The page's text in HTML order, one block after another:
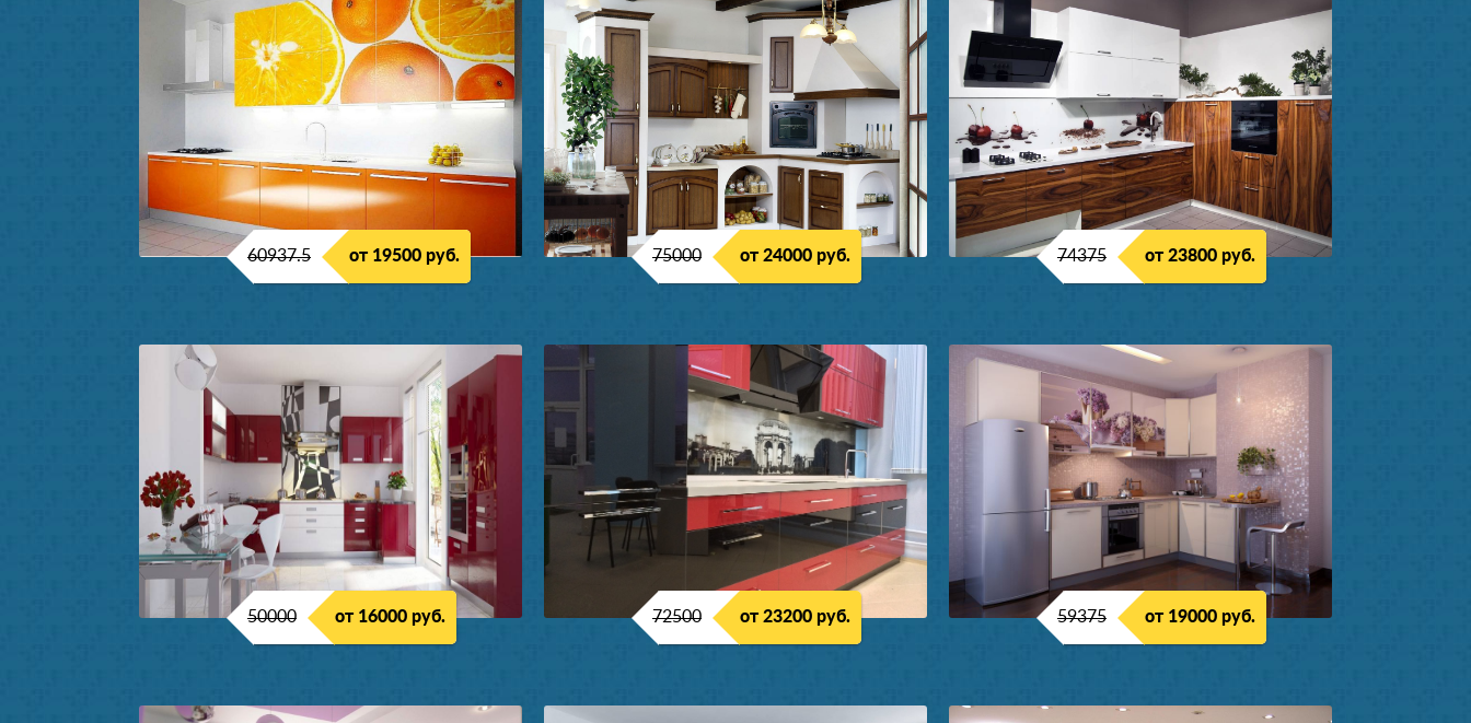
60937.5 от 19500 руб. 75000 от 24000 руб. 74375 от 23800 руб.
50000 от 16000 руб. 72500 от 23200 руб. 59375 от 19000 руб.